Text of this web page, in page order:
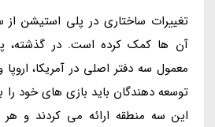
آن ها کمک کرده است. در گذشته،
معمول سه دفتر اصلی در آمریکا،
توسعه دهندگان باید بازی های خود را
این سه منطقه ارائه می کردند و هر